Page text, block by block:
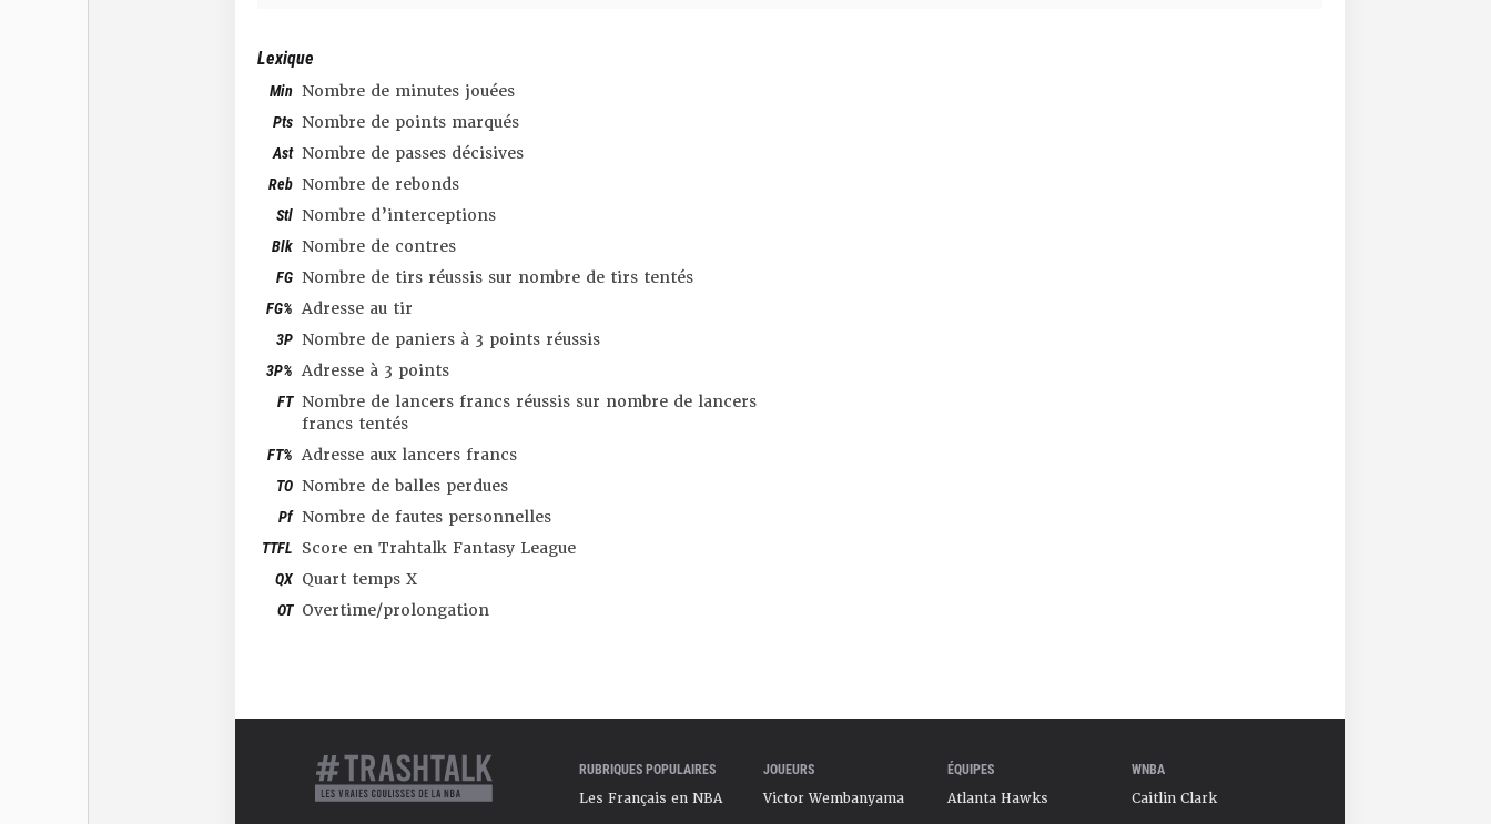
Lexique
Min Nombre de minutes jouées
Pts Nombre de points marqués
Ast Nombre de passes décisives
Reb Nombre de rebonds
Stl Nombre d’interceptions
Blk Nombre de contres
FG Nombre de tirs réussis sur nombre de tirs tentés
FG% Adresse au tir
3P Nombre de paniers à 3 points réussis
3P% Adresse à 3 points
FT Nombre de lancers francs réussis sur nombre de lancers
francs tentés
FT% Adresse aux lancers francs
TO Nombre de balles perdues
Pf Nombre de fautes personnelles
TTFL Score en Trahtalk Fantasy League
QX Quart temps X
OT Overtime/prolongation
RUBRIQUES POPULAIRES
Les Français en NBA
JOUEURS
Victor Wembanyama
ÉQUIPES
Atlanta Hawks
WNBA
Caitlin Clark